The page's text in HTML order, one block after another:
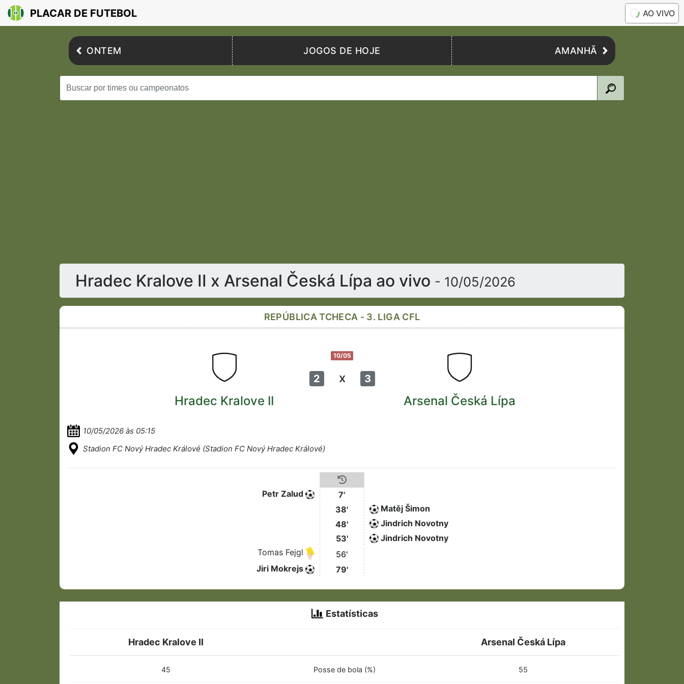
PLACAR DE FUTEBOL AO VIVO
ONTEM JOGOS DE HOJE AMANHÃ
Hradec Kralove II x Arsenal Česká Lípa ao vivo - 10/05/2026
REPÚBLICA TCHECA - 3. LIGA CFL
10/05
2 x 3
Hradec Kralove II Arsenal Česká Lípa
10/05/2026 às 05:15
Stadion FC Nový Hradec Králové (Stadion FC Nový Hradec Králové)
Petr Zalud
7'
38'
Matěj Šimon
48'
Jindrich Novotny
53'
Jindrich Novotny
Tomas Fejgl
56'
Jiri Mokrejs
79'
Estatísticas
Hradec Kralove II Arsenal Česká Lípa
45 Posse de bola (%) 55